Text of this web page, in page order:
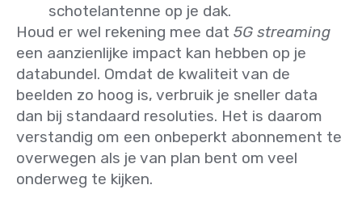
schotelantenne op je dak.
Houd er wel rekening mee dat 5G streaming
een aanzienlijke impact kan hebben op je
databundel. Omdat de kwaliteit van de
beelden zo hoog is, verbruik je sneller data
dan bij standaard resoluties. Het is daarom
verstandig om een onbeperkt abonnement te
overwegen als je van plan bent om veel
onderweg te kijken.